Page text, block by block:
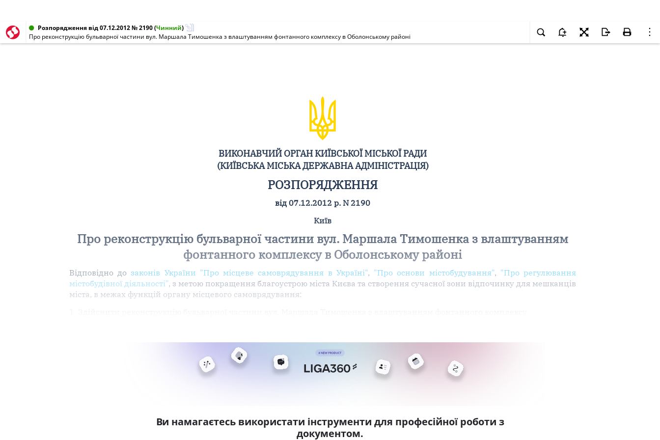
Розпорядження від 07.12.2012 № 2190(Чинний)
Про реконструкцію бульварної частини вул. Маршала Тимошенка з влаштуванням фонтанного комплексу в Оболонському районі
ВИКОНАВЧИЙ ОРГАН КИЇВСЬКОЇ МІСЬКОЇ РАДИ
(КИЇВСЬКА МІСЬКА ДЕРЖАВНА АДМІНІСТРАЦІЯ)
РОЗПОРЯДЖЕННЯ
від 07.12.2012 р. N 2190
Київ
Про реконструкцію бульварної частини вул. Маршала Тимошенка з влаштуванням
фонтанного комплексу в Оболонському районі
Відповідно до законів України "Про місцеве самоврядування в Україні", "Про основи містобудування", "Про регулювання
містобудівної діяльності", з метою покращення благоустрою міста Києва та створення сучасної зони відпочинку для мешканців
міста, в межах функцій органу місцевого самоврядування:
Ви намагаєтесь використати інструменти для професійної роботи з
документом.